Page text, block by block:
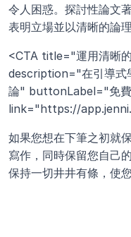
令人困惑。探討性論文
表明立場並以清晰的論
<CTA title="運用清晰
description="在引導式
論" buttonLabel="免
link="https://
如果您想在下筆之初就
寫作，同時保留您自己
保持一切井井有條，使